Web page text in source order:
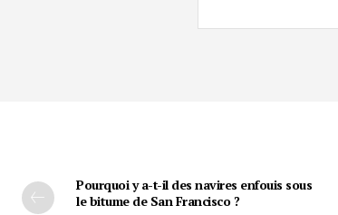
Pourquoi y a-t-il des navires enfouis sous
le bitume de San Francisco ?